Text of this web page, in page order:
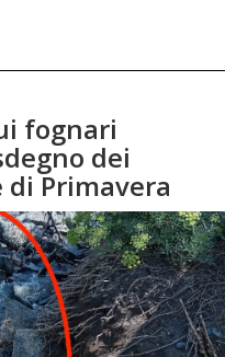
fognari
dei
di Primavera